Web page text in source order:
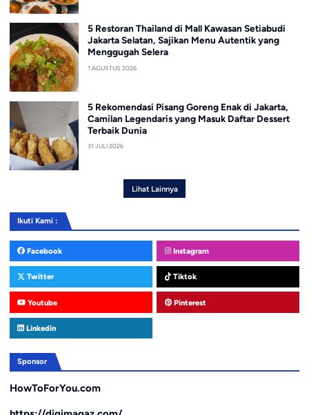
5 Restoran Thailand di Mall Kawasan Setiabudi
Jakarta Selatan, Sajikan Menu Autentik yang
Menggugah Selera
1 AGUSTUS 2026
5 Rekomendasi Pisang Goreng Enak di Jakarta,
Camilan Legendaris yang Masuk Daftar Dessert
Terbaik Dunia
31 JULI 2026
Lihat Lainnya
Ikuti Kami :
Facebook Instagram
Twitter Tiktok
Youtube Pinterest
Linkedin
Sponsor
HowToForYou.com